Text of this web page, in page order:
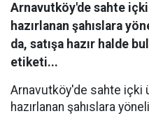
Arnavutköy'de sahte
hazırlanan şahıslara
da, satışa hazır halde
etiketi...
Arnavutköy'de sahte içki
hazırlanan şahıslara